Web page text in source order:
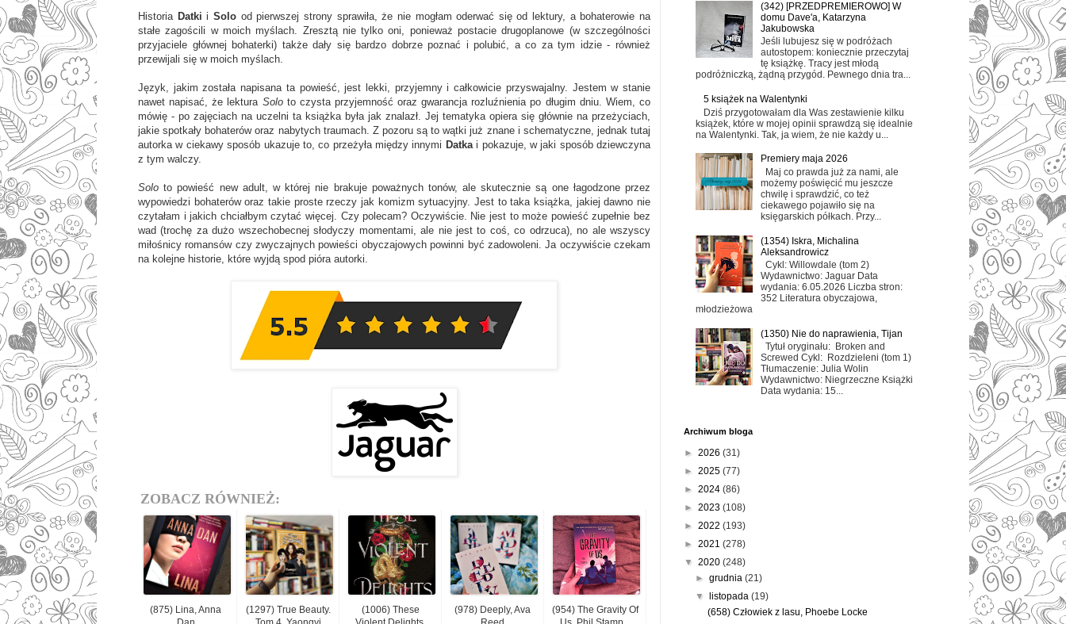
Historia Datkii Solo od pierwszej strony sprawiła, że nie mogłam oderwać się od lektury, a bohaterowie na
stałe zagościli w moich myślach. Zresztą nie tylko oni, ponieważ postacie drugoplanowe (w szczególności
przyjaciele głównej bohaterki) także dały się bardzo dobrze poznać i polubić, a co za tym idzie - również
przewijali się w moich myślach.
Język, jakim została napisana ta powieść, jest lekki, przyjemny i całkowicie przyswajalny. Jestem w stanie
nawet napisać, że lektura Solo to czysta przyjemność oraz gwarancja rozluźnienia po długim dniu. Wiem, co
mówię - po zajęciach na uczelni ta książka była jak znalazł. Jej tematyka opiera się głównie na przeżyciach,
jakie spotkały bohaterów oraz nabytych traumach. Z pozoru są to wątki już znane i schematyczne, jednak tutaj
autorka w ciekawy sposób ukazuje to, co przeżyła między innymi Datkai pokazuje, w jaki sposób dziewczyna
z tym walczy.
Soloto powieść new adult, w której nie brakuje poważnych tonów, ale skutecznie są one łagodzone przez
wypowiedzi bohaterów oraz takie proste rzeczy jak komizm sytuacyjny. Jest to taka książka, jakiej dawno nie
czytałam i jakich chciałbym czytać więcej. Czy polecam? Oczywiście. Nie jest to może powieść zupełnie bez
wad (trochę za dużo wszechobecnej słodyczy momentami, ale nie jest to coś, co odrzuca), no ale wszyscy
miłośnicy romansów czy zwyczajnych powieści obyczajowych powinni być zadowoleni. Ja oczywiście czekam
na kolejne historie, które wyjdą spod pióra autorki.
ZOBACZ RÓWNIEŻ:
(875) Lina, Anna
(1297) True Beauty.
(1006) These
(978) Deeply, Ava
(954) The Gravity Of
(342) [PRZEDPREMIEROWO] W
domu Dave'a, Katarzyna
Jakubowska
Jeśli lubujesz się w podróżach
autostopem: koniecznie przeczytaj
tę książkę. Tracy jest młodą
podróżniczką, żądną przygód. Pewnego dnia tra...
5 książek na Walentynki
Dziś przygotowałam dla Was zestawienie kilku
książek, które w mojej opinii sprawdzą się idealnie
na Walentynki. Tak, ja wiem, że nie każdy u...
Premiery maja 2026
Maj co prawda już za nami, ale
możemy poświęcić mu jeszcze
chwilę i sprawdzić, co też
ciekawego pojawiło się na
księgarskich półkach. Przy...
(1354) Iskra, Michalina
Aleksandrowicz
Cykl: Willowdale (tom 2)
Wydawnictwo: Jaguar Data
wydania: 6.05.2026 Liczba stron:
352 Literatura obyczajowa,
młodzieżowa
(1350) Nie do naprawienia, Tijan
Tytuł oryginału: Broken and
Screwed Cykl: Rozdzieleni (tom 1)
Tłumaczenie: Julia Wolin
Wydawnictwo: Niegrzeczne Książki
Data wydania: 15...
Archiwum bloga
► 2026 (31)
► 2025 (77)
► 2024 (86)
► 2023 (108)
► 2022 (193)
► 2021 (278)
▼ 2020 (248)
►grudnia(21)
▼
listopada(19)
(658) Człowiek z lasu, Phoebe Locke